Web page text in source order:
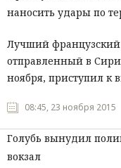
наносить удары по
Лучший
отправленный в
ноября, приступил к
08:45, 23 ноября 2015
Голубь вынудил
вокзал